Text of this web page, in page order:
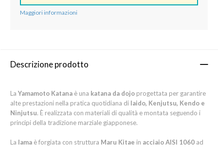
Maggiori informazioni
Descrizione prodotto
La Yamamoto Katana è una katana da dojo progettata per garantire
alte prestazioni nella pratica quotidiana di Iaido, Kenjutsu, Kendo e
Ninjutsu. È realizzata con materiali di qualità e montata seguendo i
principi della tradizione marziale giapponese.
La lama è forgiata con struttura Maru Kitae in acciaio AISI 1060 ad